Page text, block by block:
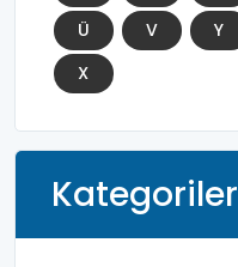
Ü
V Y
X
Kategoriler